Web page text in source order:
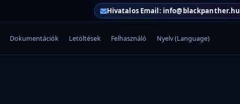
Hivatalos Email: info@blackpanther.hu
Dokumentációk Letöltések Felhasználó Nyelv (Language)